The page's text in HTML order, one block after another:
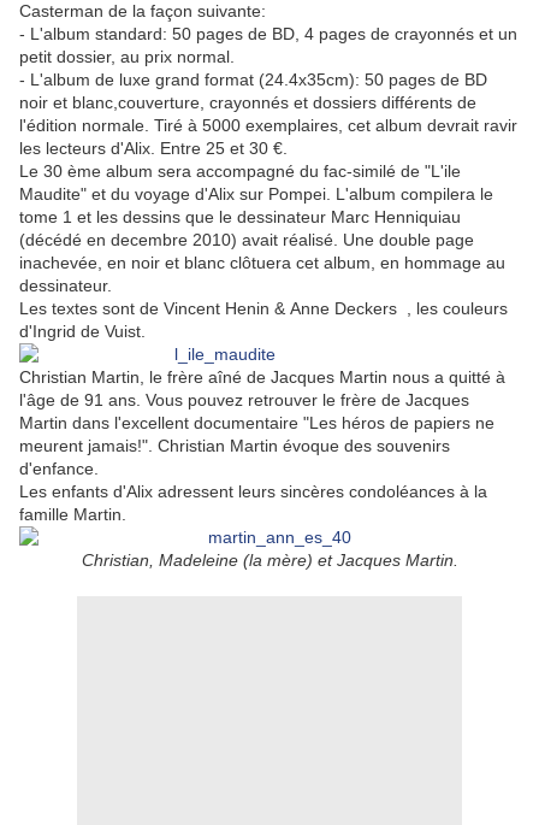
Casterman de la façon suivante:
- L'album standard: 50 pages de BD, 4 pages de crayonnés et un
petit dossier, au prix normal.
- L'album de luxe grand format (24.4x35cm): 50 pages de BD
noir et blanc,couverture, crayonnés et dossiers différents de
l'édition normale. Tiré à 5000 exemplaires, cet album devrait ravir
les lecteurs d'Alix. Entre 25 et 30 €.
Le 30 ème album sera accompagné du fac-similé de "L'ile
Maudite" et du voyage d'Alix sur Pompei. L'album compilera le
tome 1 et les dessins que le dessinateur Marc Henniquiau
(décédé en decembre 2010) avait réalisé. Une double page
inachevée, en noir et blanc clôtuera cet album, en hommage au
dessinateur.
Les textes sont de Vincent Henin & Anne Deckers , les couleurs
d'Ingrid de Vuist.
Christian Martin, le frère aîné de Jacques Martin nous a quitté à
l'âge de 91 ans. Vous pouvez retrouver le frère de Jacques
Martin dans l'excellent documentaire "Les héros de papiers ne
meurent jamais!". Christian Martin évoque des souvenirs
d'enfance.
Les enfants d'Alix adressent leurs sincères condoléances à la
famille Martin.
Christian, Madeleine (la mère) et Jacques Martin.